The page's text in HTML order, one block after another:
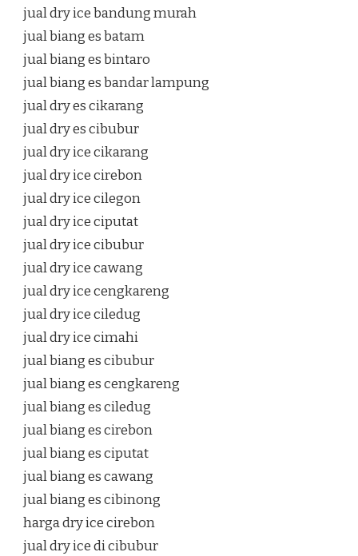
jual dry ice bandung murah
jual biang es batam
jual biang es bintaro
jual biang es bandar lampung
jual dry es cikarang
jual dry es cibubur
jual dry ice cikarang
jual dry ice cirebon
jual dry ice cilegon
jual dry ice ciputat
jual dry ice cibubur
jual dry ice cawang
jual dry ice cengkareng
jual dry ice ciledug
jual dry ice cimahi
jual biang es cibubur
jual biang es cengkareng
jual biang es ciledug
jual biang es cirebon
jual biang es ciputat
jual biang es cawang
jual biang es cibinong
harga dry ice cirebon
jual dry ice di cibubur